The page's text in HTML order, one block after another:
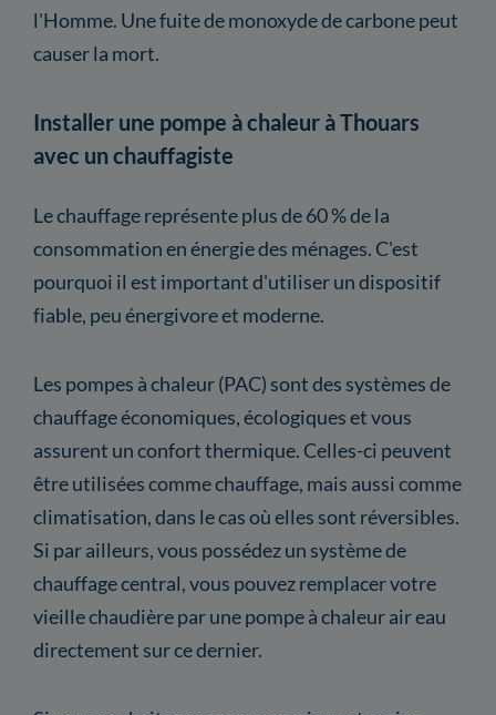
l'Homme. Une fuite de monoxyde de carbone peut
causer la mort.
Installer une pompe à chaleur à Thouars
avec un chauffagiste
Le chauffage représente plus de 60 % de la
consommation en énergie des ménages. C'est
pourquoi il est important d'utiliser un dispositif
fiable, peu énergivore et moderne.
Les pompes à chaleur (PAC) sont des systèmes de
chauffage économiques, écologiques et vous
assurent un confort thermique. Celles-ci peuvent
être utilisées comme chauffage, mais aussi comme
climatisation, dans le cas où elles sont réversibles.
Si par ailleurs, vous possédez un système de
chauffage central, vous pouvez remplacer votre
vieille chaudière par une pompe à chaleur air eau
directement sur ce dernier.